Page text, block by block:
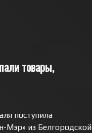
товары,
поступила
Мэр» из Белгородской